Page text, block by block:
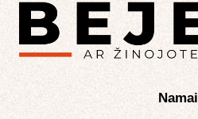
Namai